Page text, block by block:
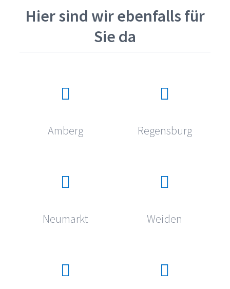
Hier sind wir ebenfalls für
Sie da
Amberg Regensburg
Neumarkt Weiden